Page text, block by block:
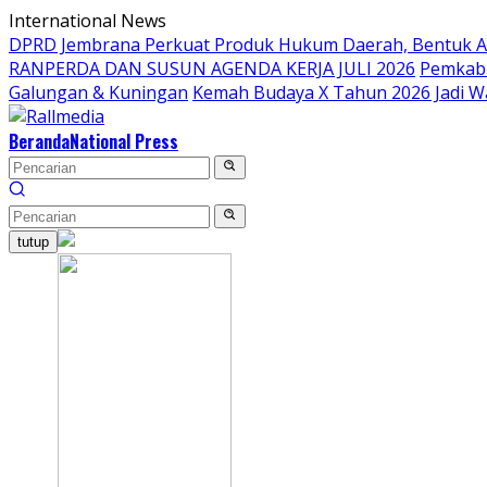
Langsung
ke
konten
International News
DPRD Jembrana Perkuat Produk Hukum Daerah, Bentuk
RANPERDA DAN SUSUN AGENDA KERJA JULI 2026
Galungan & Kuningan Kemah Budaya X Tahun 2026 Jadi
BerandaNational Press
tutup